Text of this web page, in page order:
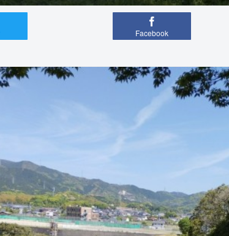
Facebook